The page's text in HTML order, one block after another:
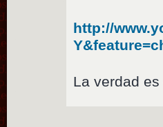
http://
La verdad